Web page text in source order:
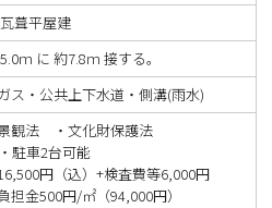
葺平屋建
ｍ に 約7.8ｍ 接する。
ス・公共上下水道・側溝(雨水)
観法 ・文化財保護法
駐車2台可能
円（込）+検査費等6,000円
担金500円/㎡（94,000円）